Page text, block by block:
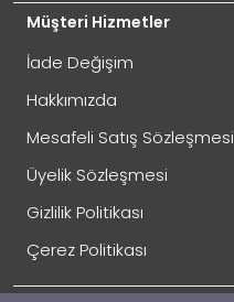
İade Gönderimi Nasıl Yapılır?
Müşteri Hizmetler
İade Değişim
Hakkımızda
Mesafeli Satış Sözleşmesi
Üyelik Sözleşmesi
Gizlilik Politikası
Çerez Politikası